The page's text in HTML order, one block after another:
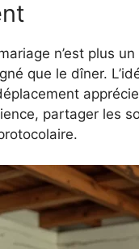
n’est plus
que le dîner.
partager les